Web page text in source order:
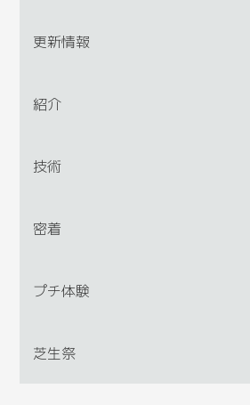
更新情報
紹介
技術
密着
プチ体験
芝生祭